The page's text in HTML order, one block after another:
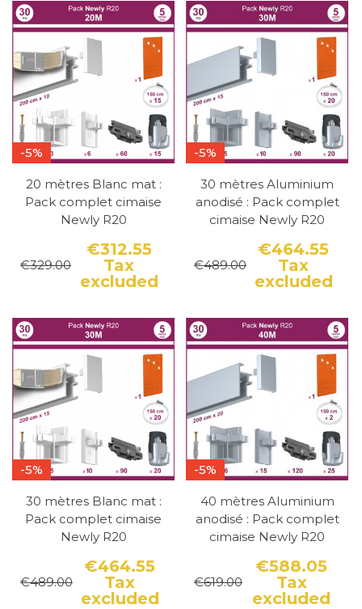
-5%
20 mètres Blanc mat :
Pack complet cimaise
Newly R20
Price
€312.55
Tax
excluded
Regular price
€329.00
-5%
30 mètres Aluminium
anodisé : Pack complet
cimaise Newly R20
€464.55
Tax
excluded
€489.00
-5%
30 mètres Blanc mat :
Pack complet cimaise
Newly R20
Price
€464.55
Tax
excluded
Regular price
€489.00
-5%
40 mètres Aluminium
anodisé : Pack complet
cimaise Newly R20
€588.05
Tax
excluded
€619.00